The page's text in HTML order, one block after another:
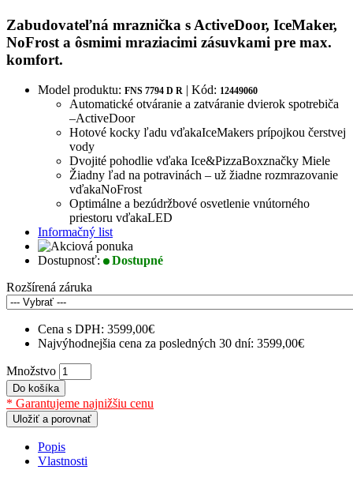
Zabudovateľná mraznička s ActiveDoor, IceMaker,
NoFrost a ôsmimi mraziacimi zásuvkami pre max.
komfort.
Model produktu: FNS 7794 D R | Kód: 12449060
Automatické otváranie a zatváranie dvierok spotrebiča
–ActiveDoor
Hotové kocky ľadu vďakaIceMakers prípojkou čerstvej
vody
Dvojité pohodlie vďaka Ice&PizzaBoxznačky Miele
Žiadny ľad na potravinách – už žiadne rozmrazovanie
vďakaNoFrost
Optimálne a bezúdržbové osvetlenie vnútorného
priestoru vďakaLED
Informačný list
Dostupnosť:
Dostupné
Rozšírená záruka
Cena s DPH: 3599,00€
Najvýhodnejšia cena za posledných 30 dní: 3599,00€
Množstvo
Do košíka
* Garantujeme najnižšiu cenu
Uložiť a porovnať
Popis
Vlastnosti